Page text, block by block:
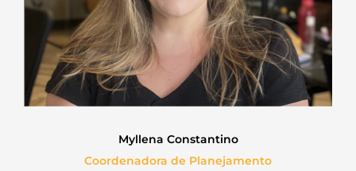
Myllena Constantino
Coordenadora de Planejamento